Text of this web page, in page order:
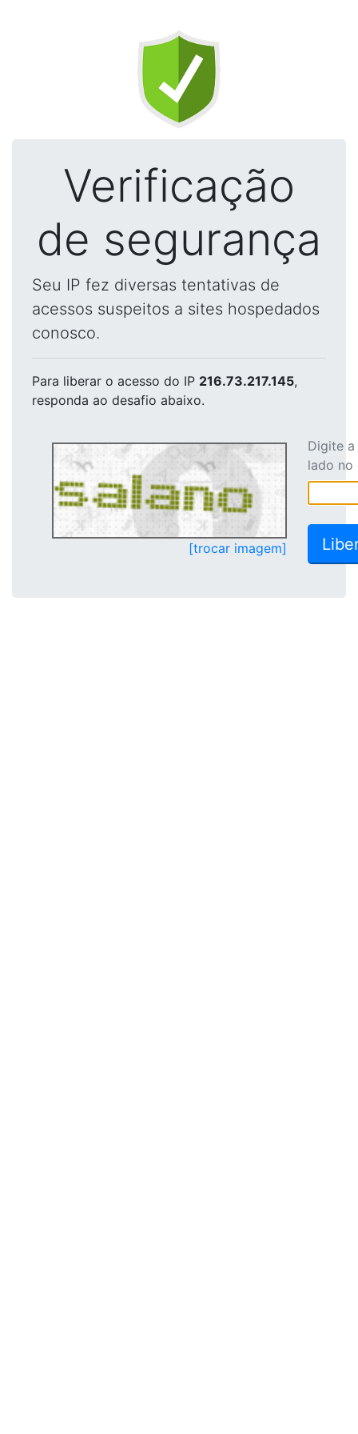
Verificação
de segurança
Seu IP fez diversas tentativas de
acessos suspeitos a sites hospedados
conosco.
Para liberar o acesso do IP 216.73.217.145,
responda ao desafio abaixo.
[trocar imagem]
Digite
lado no